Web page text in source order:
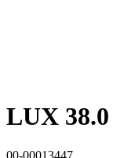
LUX 38.0
00-00013447